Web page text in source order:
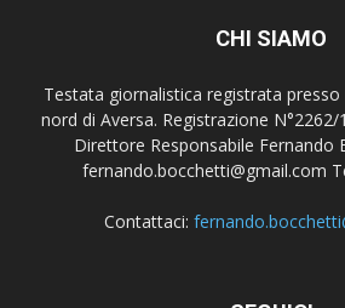
CHI SIAMO
Testata giornalistica registrata
nord di Aversa. Registrazione
Direttore Responsabile Fernando
fernando.bocchetti@gmail.com
Contattaci: